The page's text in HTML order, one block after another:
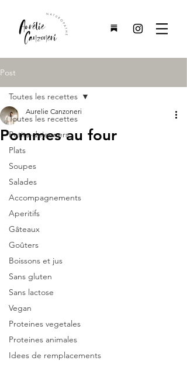
Post
Toutes les recettes
Petits-dejeuners
Plats
Soupes
Salades
Accompagnements
Aperitifs
Gâteaux
Goûters
Boissons et jus
Sans gluten
Sans lactose
Vegan
Proteines vegetales
Proteines animales
Idees de remplacements
Toutes les recettes
Pommes au four
Aurelie Canzoneri